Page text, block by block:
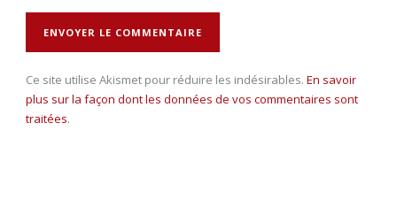
Ce site utilise Akismet pour réduire les indésirables. En savoir
plus sur la façon dont les données de vos commentaires sont
traitées.